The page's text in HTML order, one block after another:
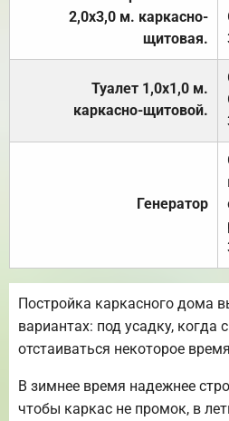
2,0х3,0 м. каркасно-
щитовая.
Туалет 1,0х1,0 м.
каркасно-щитовой.
Генератор
Постройка каркасного дома
вариантах: под усадку, когда
отстаиваться некоторое
В зимнее время надежнее
чтобы каркас не промок, в